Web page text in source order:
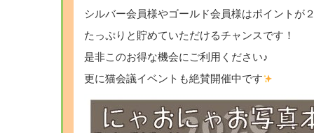
シルバー会員様やゴールド会員様はポイントが
たっぷりと貯めていただけるチャンスです！
是非このお得な機会にご利用ください♪
更に猫会議イベントも絶賛開催中です